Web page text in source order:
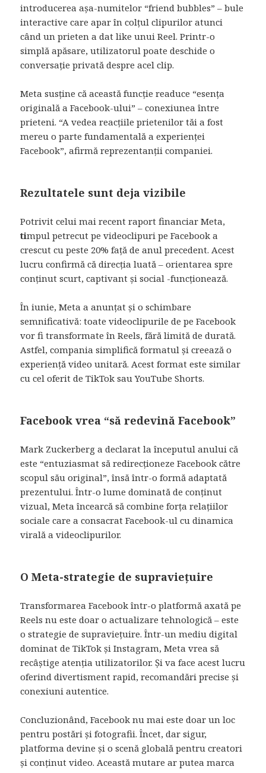
introducerea așa-numitelor “friend bubbles” – bule
interactive care apar în colțul clipurilor atunci
când un prieten a dat like unui Reel. Printr-o
simplă apăsare, utilizatorul poate deschide o
conversație privată despre acel clip.
Meta susține că această funcție readuce “esența
originală a Facebook-ului” – conexiunea între
prieteni. “A vedea reacțiile prietenilor tăi a fost
mereu o parte fundamentală a experienței
Facebook”, afirmă reprezentanții companiei.
Rezultatele sunt deja vizibile
Potrivit celui mai recent raport financiar Meta,
timpul petrecut pe videoclipuri pe Facebook a
crescut cu peste 20% față de anul precedent. Acest
lucru confirmă că direcția luată – orientarea spre
conținut scurt, captivant și social -funcționează.
În iunie, Meta a anunțat și o schimbare
semnificativă: toate videoclipurile de pe Facebook
vor fi transformate în Reels, fără limită de durată.
Astfel, compania simplifică formatul și creează o
experiență video unitară. Acest format este similar
cu cel oferit de TikTok sau YouTube Shorts.
Facebook vrea “să redevină Facebook”
Mark Zuckerberg a declarat la începutul anului că
este “entuziasmat să redirecționeze Facebook către
scopul său original”, însă într-o formă adaptată
prezentului. Într-o lume dominată de conținut
vizual, Meta încearcă să combine forța relațiilor
sociale care a consacrat Facebook-ul cu dinamica
virală a videoclipurilor.
O Meta-strategie de supraviețuire
Transformarea Facebook într-o platformă axată pe
Reels nu este doar o actualizare tehnologică – este
o strategie de supraviețuire. Într-un mediu digital
dominat de TikTok și Instagram, Meta vrea să
recâștige atenția utilizatorilor. Și va face acest lucru
oferind divertisment rapid, recomandări precise și
conexiuni autentice.
Concluzionând, Facebook nu mai este doar un loc
pentru postări și fotografii. Încet, dar sigur,
platforma devine și o scenă globală pentru creatori
și conținut video. Această mutare ar putea marca